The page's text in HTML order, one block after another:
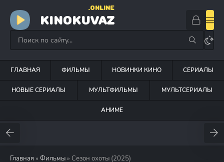
KINOKUVAZ
.ONLINE
ГЛАВНАЯ ФИЛЬМЫ НОВИНКИ КИНО СЕРИАЛЫ
НОВЫЕ СЕРИАЛЫ МУЛЬТФИЛЬМЫ МУЛЬТСЕРИАЛЫ
АНИМЕ
Главная » Фильмы » Сезон охоты (2025)